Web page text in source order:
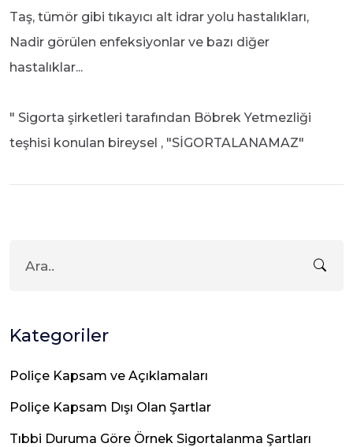
Taş, tümör gibi tıkayıcı alt idrar yolu hastalıkları,
Nadir görülen enfeksiyonlar ve bazı diğer
hastalıklar...
" Sigorta şirketleri tarafından Böbrek Yetmezliği
teşhisi konulan bireysel , "SİGORTALANAMAZ"
Kategoriler
Poliçe Kapsam ve Açıklamaları
Poliçe Kapsam Dışı Olan Şartlar
Tıbbi Duruma Göre Örnek Sigortalanma Şartları